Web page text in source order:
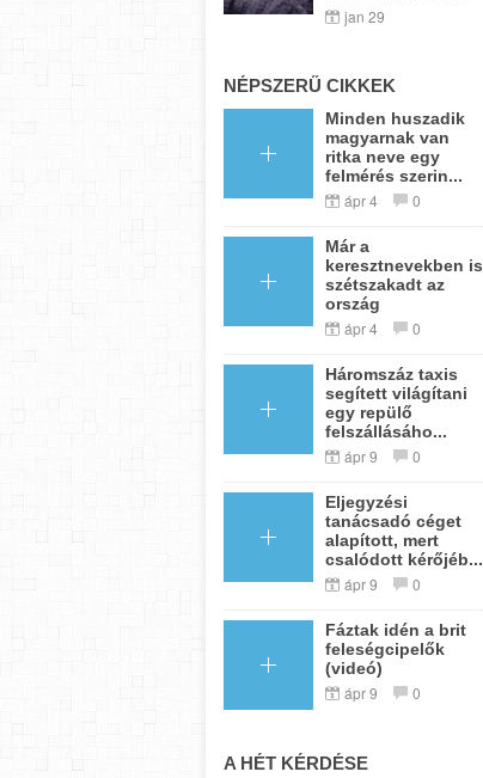
jan 29
NÉPSZERŰ CIKKEK
Minden huszadik
magyarnak van
ritka neve egy
felmérés szerin...
ápr 4 0
Már a
keresztnevekben is
szétszakadt az
ország
ápr 4 0
Háromszáz taxis
segített világítani
egy repülő
felszállásáho...
ápr 9 0
Eljegyzési
tanácsadó céget
alapított, mert
csalódott kérőjéb...
ápr 9 0
Fáztak idén a brit
feleségcipelők
(videó)
ápr 9 0
A HÉT KÉRDÉSE